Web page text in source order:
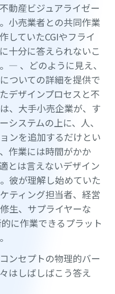
動産ビジュアライゼー
小売業者との共同作業
していたCGIやフライ
十分に答えられないこ
— 、どのように見え、
ついての詳細を提供で
デザインプロセスと不
、大手小売企業が、す
システムの上に、人、
ンを追加するだけとい
作業には時間がかか
とは言えないデザイン
彼が理解し始めていた
ティング担当者、経営
生、サプライヤーな
に作業できるプラット
ンセプトの物理的バー
はしばしばこう答え